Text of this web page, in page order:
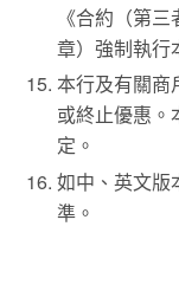
《合約（第
章）強制執行
本行及有關商
或終止優惠。
定。
如中、英文版
準。